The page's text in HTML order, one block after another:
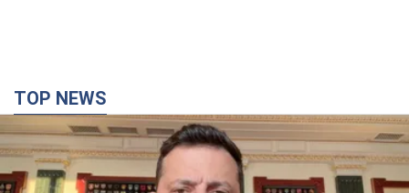
"Захист нашого життя": Зеленський про
антибалістику FREYJA, санкції проти Росії й